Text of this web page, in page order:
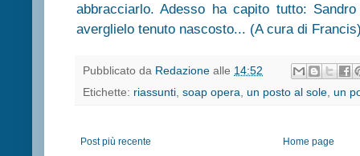
abbracciarlo. Adesso ha capito tutto:
averglielo tenuto nascosto... (A cura di
Pubblicato da Redazione alle 14:52
Etichette: riassunti soap opera un posto al sole un
Post più recente Home page